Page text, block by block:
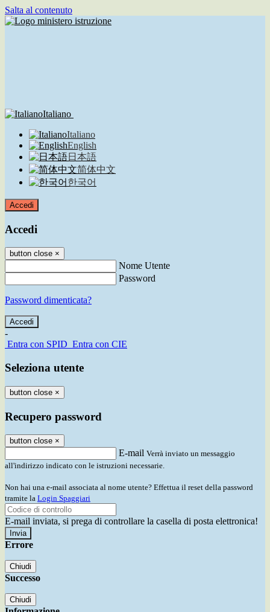
Salta al contenuto
Italiano
Italiano
English
日本語
简体中文
한국어
Accedi
Accedi
button close ×
Nome Utente
Password
Password dimenticata?
-
Entra con SPID Entra con CIE
Seleziona utente
button close ×
Recupero password
button close ×
E-mail Verrà inviato un messaggio
all'indirizzo indicato con le istruzioni necessarie.
Non hai una e-mail associata al nome utente? Effettua il reset della password
tramite la Login Spaggiari
E-mail inviata, si prega di controllare la casella di posta elettronica!
Errore
Chiudi
Successo
Chiudi